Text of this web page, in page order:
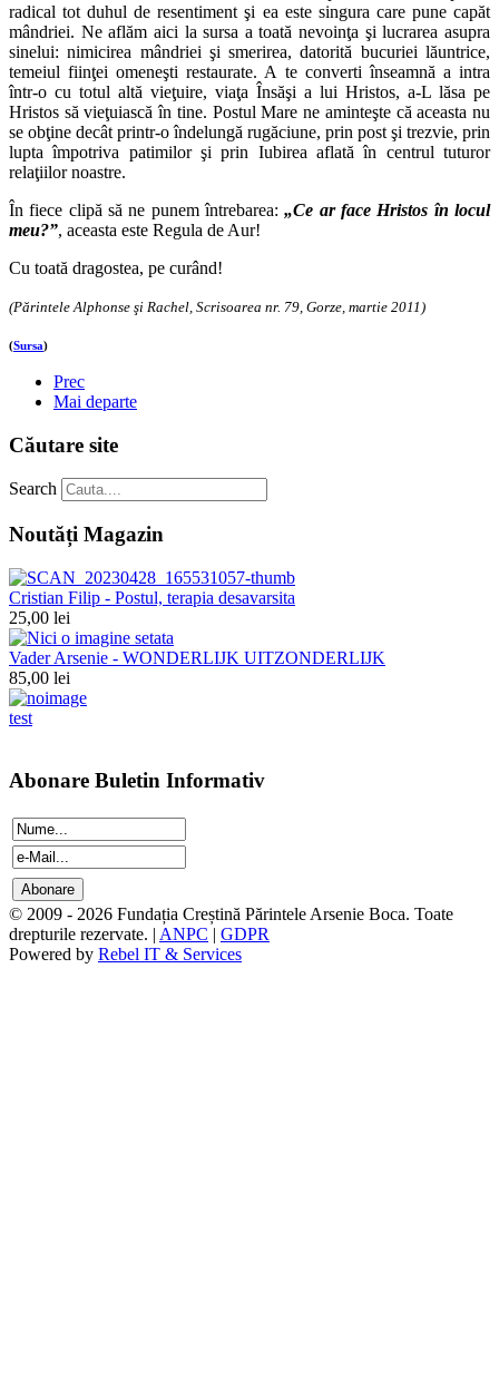
radical tot duhul de resentiment şi ea este singura care pune capăt
mândriei. Ne aflăm aici la sursa a toată nevoinţa şi lucrarea asupra
sinelui: nimicirea mândriei şi smerirea, datorită bucuriei lăuntrice,
temeiul fiinţei omeneşti restaurate. A te converti înseamnă a intra
într-o cu totul altă vieţuire, viaţa Însăşi a lui Hristos, a-L lăsa pe
Hristos să vieţuiască în tine. Postul Mare ne aminteşte că aceasta nu
se obţine decât printr-o îndelungă rugăciune, prin post şi trezvie, prin
lupta împotriva patimilor şi prin Iubirea aflată în centrul tuturor
relaţiilor noastre.
În fiece clipă să ne punem întrebarea:„Ce ar face Hristos în locul
meu?”, aceasta este Regula de Aur!
Cu toată dragostea, pe curând!
(Părintele Alphonse şi Rachel, Scrisoarea nr. 79, Gorze, martie 2011)
(Sursa)
Prec
Mai departe
Căutare site
Search
Noutăți Magazin
Cristian Filip - Postul, terapia desavarsita
25,00 lei
Vader Arsenie - WONDERLIJK UITZONDERLIJK
85,00 lei
test
Abonare Buletin Informativ
© 2009 - 2026 Fundația Creștină Părintele Arsenie Boca. Toate
drepturile rezervate. | ANPC | GDPR
Powered by Rebel IT & Services